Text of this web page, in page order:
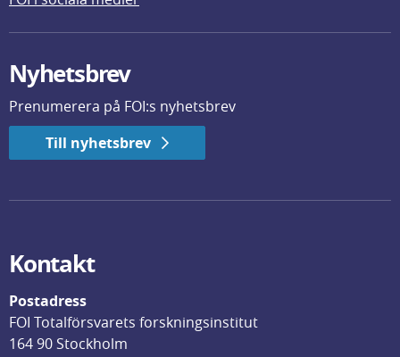
Nyhetsbrev
Prenumerera på FOI:s nyhetsbrev
Till nyhetsbrev
Kontakt
Postadress
FOI Totalförsvarets forskningsinstitut
164 90 Stockholm